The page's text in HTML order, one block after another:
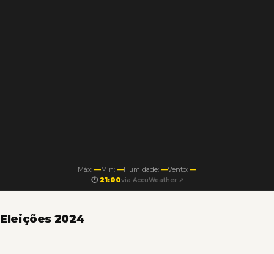
Máx: —Mín: —Humidade: —Vento: —
🕐 21:00via AccuWeather ↗
Eleições 2024